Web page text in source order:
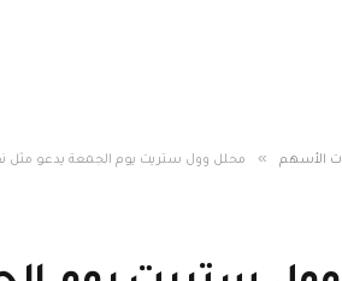
الأسهم » محلل وول ستريت يوم الجمعة يدعو مثل